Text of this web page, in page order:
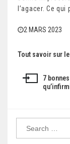
l’agacer. Ce
2 MARS 2023
N
a
Tout savoir sur
7
a